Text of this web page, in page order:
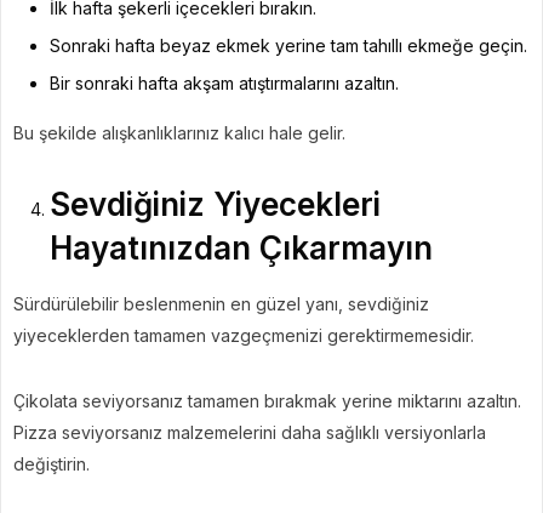
İlk hafta şekerli içecekleri bırakın.
Sonraki hafta beyaz ekmek yerine tam tahıllı ekmeğe geçin.
Bir sonraki hafta akşam atıştırmalarını azaltın.
Bu şekilde alışkanlıklarınız kalıcı hale gelir.
Sevdiğiniz Yiyecekleri
Hayatınızdan Çıkarmayın
Sürdürülebilir beslenmenin en güzel yanı, sevdiğiniz
yiyeceklerden tamamen vazgeçmenizi gerektirmemesidir.
Çikolata seviyorsanız tamamen bırakmak yerine miktarını azaltın.
Pizza seviyorsanız malzemelerini daha sağlıklı versiyonlarla
değiştirin.